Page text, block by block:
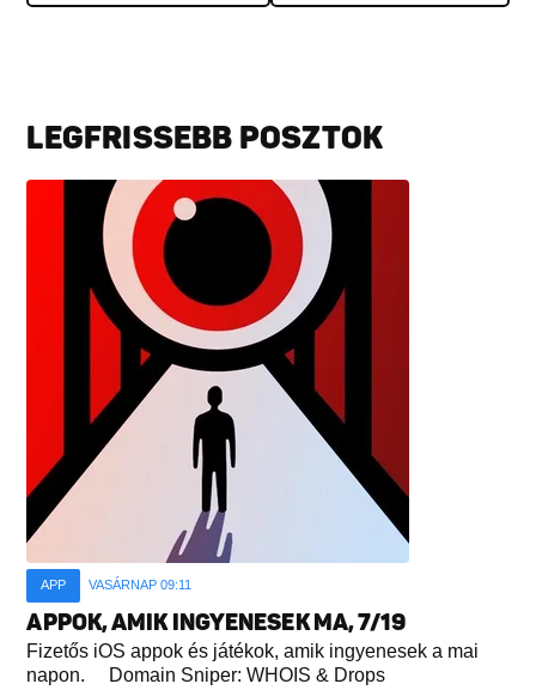
LEGFRISSEBB POSZTOK
APP VASÁRNAP 09:11
APPOK, AMIK INGYENESEK MA, 7/19
Fizetős iOS appok és játékok, amik ingyenesek a mai
napon. Domain Sniper: WHOIS & Drops